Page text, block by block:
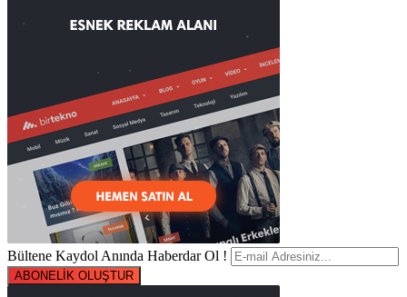
Bültene Kaydol Anında Haberdar Ol !
ABONELİK OLUŞTUR